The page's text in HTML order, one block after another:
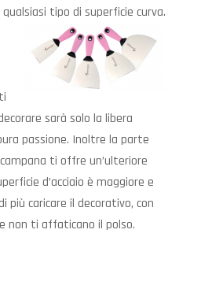
tipo di superficie curva.
sarà solo la libera
passione. Inoltre la parte
ti offre un’ulteriore
d’acciaio è maggiore e
più caricare il decorativo, con
non ti affaticano il polso.